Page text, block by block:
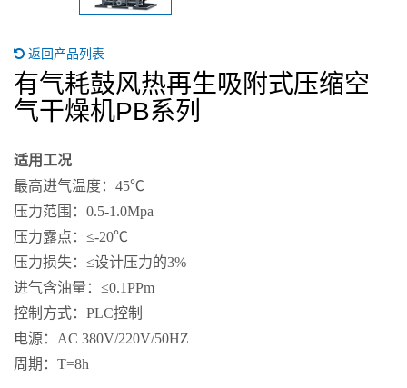
返回产品列表
有气耗鼓风热再生吸附式压缩空
气干燥机PB系列
适用工况
最高进气温度：45℃
压力范围：0.5-1.0Mpa
压力露点：≤-20℃
压力损失：≤设计压力的3%
进气含油量：≤0.1PPm
控制方式：PLC控制
电源：AC 380V/220V/50HZ
周期：T=8h